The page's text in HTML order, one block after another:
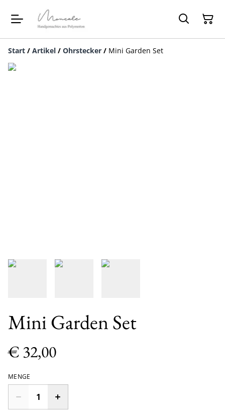
Start / Artikel / Ohrstecker / Mini Garden Set
Mini Garden Set
€ 32,00
MENGE